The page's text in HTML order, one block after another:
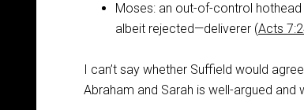
Moses: an out-of-control
albeit rejected—deliverer (Acts
I can’t say whether Suffield would
Abraham and Sarah is well-argued and